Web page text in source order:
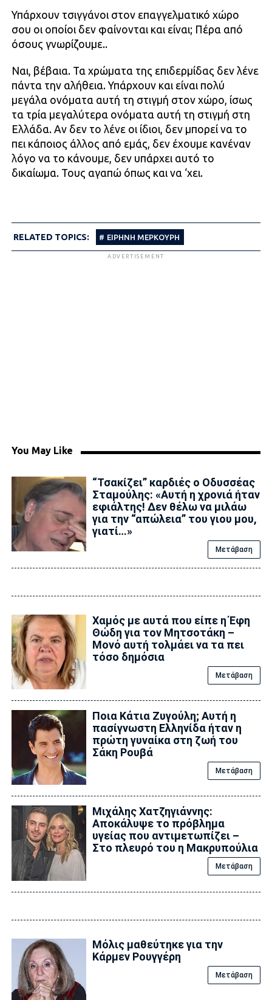
Υπάρχουν τσιγγάνοι στον επαγγελματικό χώρο
σου οι οποίοι δεν φαίνονται και είναι; Πέρα από
όσους γνωρίζουμε..
Ναι, βέβαια. Τα χρώματα της επιδερμίδας δεν λένε
πάντα την αλήθεια. Υπάρχουν και είναι πολύ
μεγάλα ονόματα αυτή τη στιγμή στον χώρο, ίσως
τα τρία μεγαλύτερα ονόματα αυτή τη στιγμή στη
Ελλάδα. Αν δεν το λένε οι ίδιοι, δεν μπορεί να το
πει κάποιος άλλος από εμάς, δεν έχουμε κανέναν
λόγο να το κάνουμε, δεν υπάρχει αυτό το
δικαίωμα. Τους αγαπώ όπως και να ‘χει.
RELATED TOPICS: ΕΙΡΗΝΗ ΜΕΡΚΟΥΡΗ
ADVERTISEMENT
You May Like
“Τσακίζει” καρδιές ο Οδυσσέας
Σταμούλης: «Αυτή η χρονιά ήταν
εφιάλτης! Δεν θέλω να μιλάω
για την “απώλεια” του γιου μου,
γιατί…»
Μετάβαση
Χαμός με αυτά που είπε η Έφη
Θώδη για τον Μητσοτάκη –
Μονό αυτή τολμάει να τα πει
τόσο δημόσια
Μετάβαση
Ποια Κάτια Ζυγούλη; Αυτή η
πασίγνωστη Ελληνίδα ήταν η
πρώτη γυναίκα στη ζωή του
Σάκη Ρουβά
Μετάβαση
Μιχάλης Χατζηγιάννης:
Αποκάλυψε το πρόβλημα
υγείας που αντιμετωπίζει –
Στο πλευρό του η Μακρυπούλια
Μετάβαση
Μόλις μαθεύτηκε για την
Κάρμεν Ρουγγέρη
Μετάβαση